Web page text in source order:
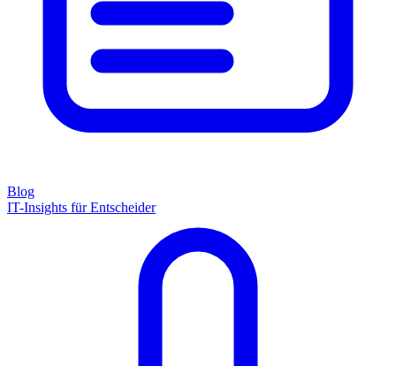
Blog
IT-Insights für Entscheider